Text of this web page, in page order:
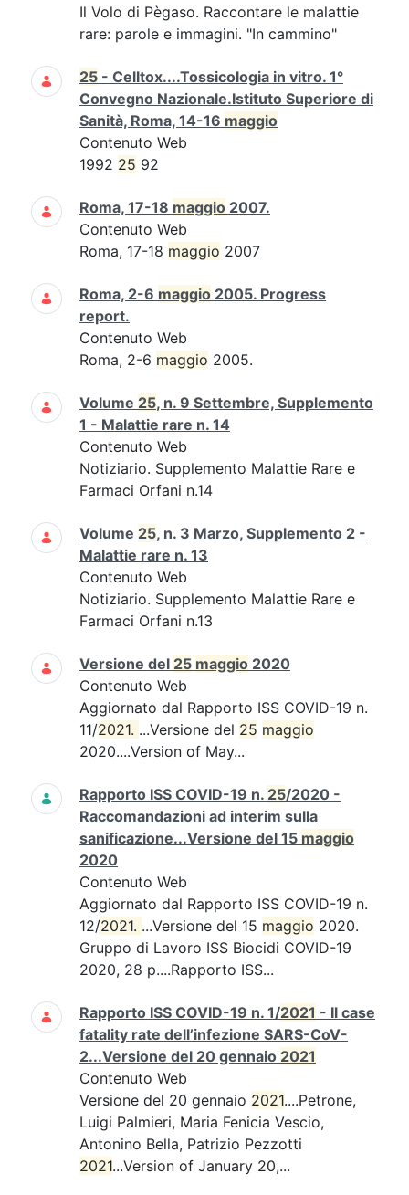
Il Volo di Pègaso. Raccontare le malattie
rare: parole e immagini. "In cammino"
25 - Celltox....Tossicologia in vitro. 1°
Convegno Nazionale.Istituto Superiore di
Sanità, Roma, 14-16 maggio
Contenuto Web
1992 25 92
Roma, 17-18 maggio 2007.
Contenuto Web
Roma, 17-18 maggio 2007
Roma, 2-6 maggio 2005. Progress
report.
Contenuto Web
Roma, 2-6 maggio 2005.
Volume 25, n. 9 Settembre, Supplemento
1 - Malattie rare n. 14
Contenuto Web
Notiziario. Supplemento Malattie Rare e
Farmaci Orfani n.14
Volume 25, n. 3 Marzo, Supplemento 2 -
Malattie rare n. 13
Contenuto Web
Notiziario. Supplemento Malattie Rare e
Farmaci Orfani n.13
Versione del 25 maggio 2020
Contenuto Web
Aggiornato dal Rapporto ISS COVID-19 n.
11/2021. ...Versione del 25 maggio
2020....Version of May...
Rapporto ISS COVID-19 n. 25/2020 -
Raccomandazioni ad interim sulla
sanificazione...Versione del 15 maggio
2020
Contenuto Web
Aggiornato dal Rapporto ISS COVID-19 n.
12/2021. ...Versione del 15 maggio 2020.
Gruppo di Lavoro ISS Biocidi COVID-19
2020, 28 p....Rapporto ISS...
Rapporto ISS COVID-19 n. 1/2021 - Il case
fatality rate dell’infezione SARS-CoV-
2...Versione del 20 gennaio 2021
Contenuto Web
Versione del 20 gennaio 2021....Petrone,
Luigi Palmieri, Maria Fenicia Vescio,
Antonino Bella, Patrizio Pezzotti
2021...Version of January 20,...